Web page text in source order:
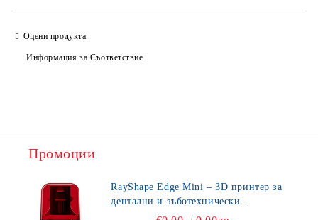
Оцени продукта
Информация за Съответствие
Промоции
RayShape Edge Mini – 3D принтер за
дентални и зъботехнически
приложения